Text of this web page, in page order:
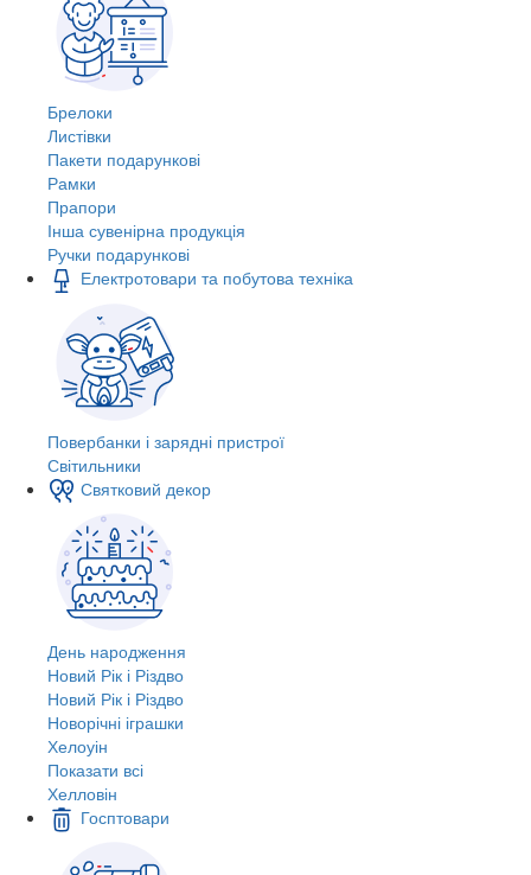
Брелоки
Листівки
Пакети подарункові
Рамки
Прапори
Інша сувенірна продукція
Ручки подарункові
Електротовари та побутова техніка
Повербанки і зарядні пристрої
Світильники
Святковий декор
День народження
Новий Рік і Різдво
Новий Рік і Різдво
Новорічні іграшки
Хелоуін
Показати всі
Хелловін
Госптовари